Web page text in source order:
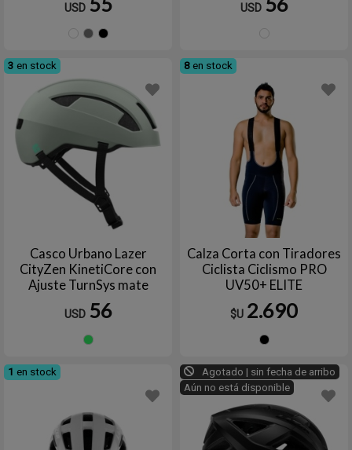
USD USD
3 en stock
Casco Urbano Lazer
CityZen KinetiCore con
Ajuste TurnSys mate
USD 56
8 en stock
Calza Corta con Tiradores
Ciclista Ciclismo PRO
UV50+ ELITE
$U 2.690
1 en stock
Agotado | sin fecha de arribo
Aún no está disponible